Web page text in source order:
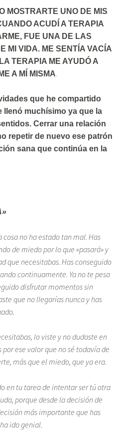
MOSTRARTE UNO DE MIS
ACUDÍ A TERAPIA
FUE UNA DE LAS
MI VIDA. ME SENTÍA VACÍA
TERAPIA ME AYUDÓ A
A MÍ MISMA
que he compartido
llenó muchísimo ya que la
Cerrar una relación
repetir de nuevo ese patrón
sana que continúa en la
no ha estado tan mal. Has
de miedo por lo que «pasará» y
que necesitabas. Has conseguido
continuamente. Ya no te pesa
disfrutar momentos sin
que no llegarías nunca y has
lo viste y no dudaste en
ese valor que no sé todavía de
más que el miedo, que ya era.
en tu tarea de intentar ser tú otra
porque desde la decisión de
más importante que has
ido genial.